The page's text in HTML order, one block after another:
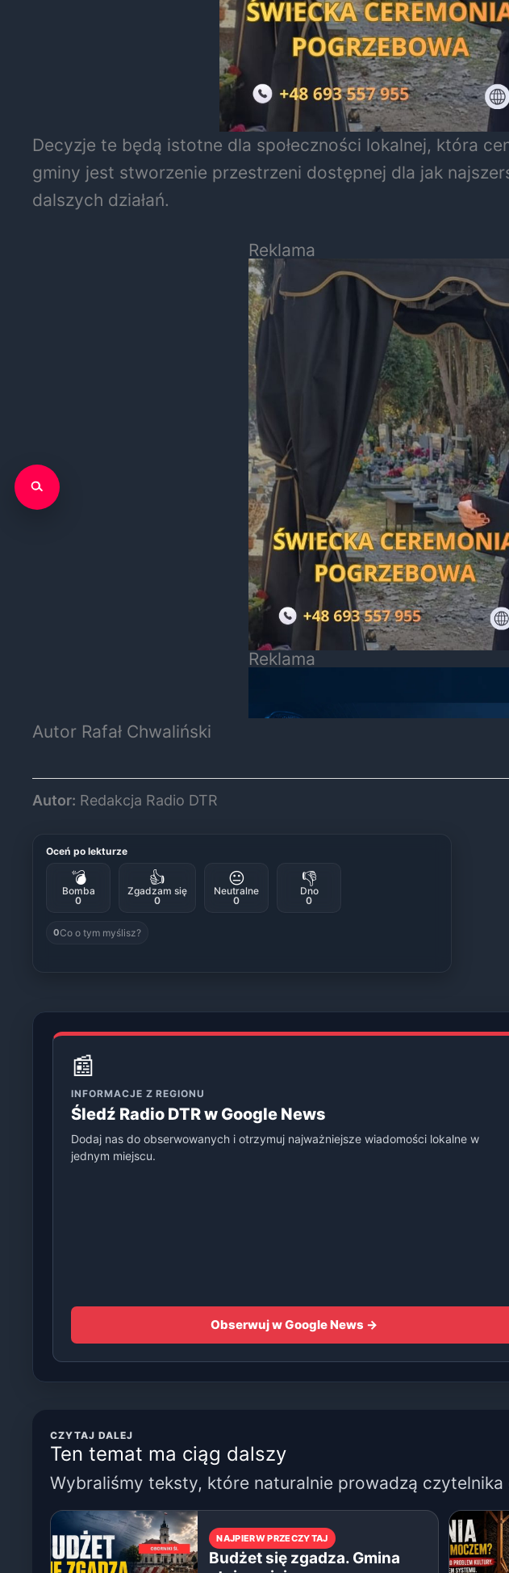
Decyzje te będą istotne dla społeczności lokalnej, która
gminy jest stworzenie przestrzeni dostępnej dla jak
dalszych działań.
Reklama
Reklama
Autor Rafał Chwaliński
Autor: Redakcja Radio DTR
Oceń po lekturze
💣
Bomba
0
👍
Zgadzam się
0
😐
Neutralne
0
👎
Dno
0
0Co o tym myślisz?
📰
INFORMACJE Z REGIONU
Śledź Radio DTR w Google News
Dodaj nas do obserwowanych i otrzymuj najważniejsze wiadomości lokalne w
jednym miejscu.
Obserwuj w Google News →
CZYTAJ DALEJ
Ten temat ma ciąg dalszy
Wybraliśmy teksty, które naturalnie prowadzą czytelnika
NAJPIERW PRZECZYTAJ
Budżet się zgadza. Gmina